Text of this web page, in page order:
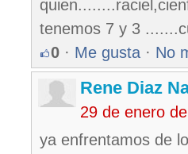
tenemos 7 y 3
0 · Me gusta · No
Rene Diaz
29 de enero
ya enfrentamos de